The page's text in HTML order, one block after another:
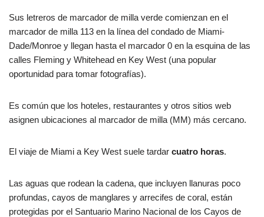
Sus letreros de marcador de milla verde comienzan en el
marcador de milla 113 en la línea del condado de Miami-
Dade/Monroe y llegan hasta el marcador 0 en la esquina de las
calles Fleming y Whitehead en Key West (una popular
oportunidad para tomar fotografías).
Es común que los hoteles, restaurantes y otros sitios web
asignen ubicaciones al marcador de milla (MM) más cercano.
El viaje de Miami a Key West suele tardar cuatro horas.
Las aguas que rodean la cadena, que incluyen llanuras poco
profundas, cayos de manglares y arrecifes de coral, están
protegidas por el Santuario Marino Nacional de los Cayos de